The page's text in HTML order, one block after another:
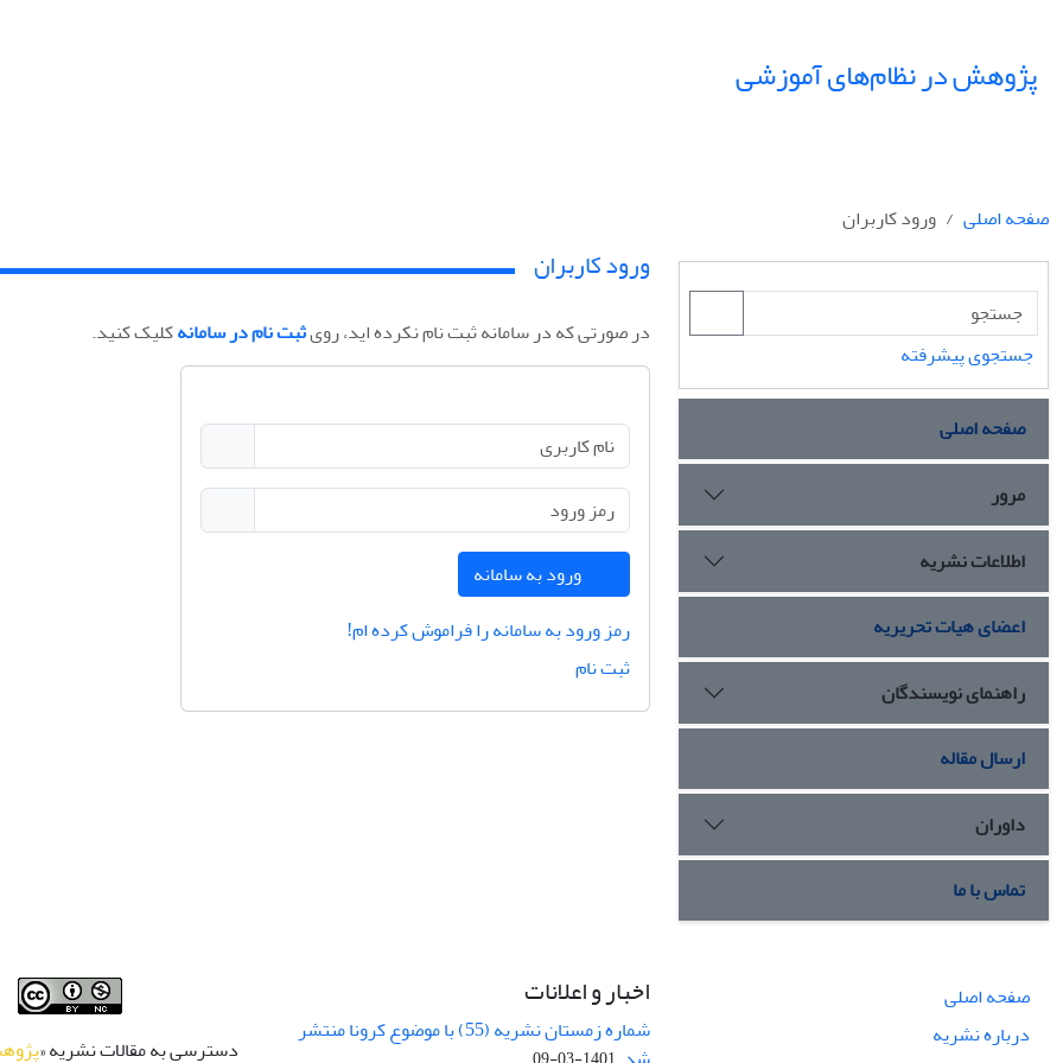
پژوهش در نظام‌های آموزشی
صفحه اصلی ورود کاربران
جستجوی پیشرفته
صفحه اصلی
مرور
اطلاعات نشریه
اعضای هیات تحریریه
راهنمای نویسندگان
ارسال مقاله
داوران
تماس با ما
ورود کاربران
در صورتی که در سامانه ثبت نام نکرده اید، رویثبت نام در سامانهکلیک کنید.
ورود به سامانه
رمز ورود به سامانه را فراموش کرده ام!
ثبت نام
صفحه اصلی
درباره نشریه
اخبار و اعلانات
شماره زمستان نشریه (55) با موضوع کرونا منتشر
دسترسی به مقالات نشریه «